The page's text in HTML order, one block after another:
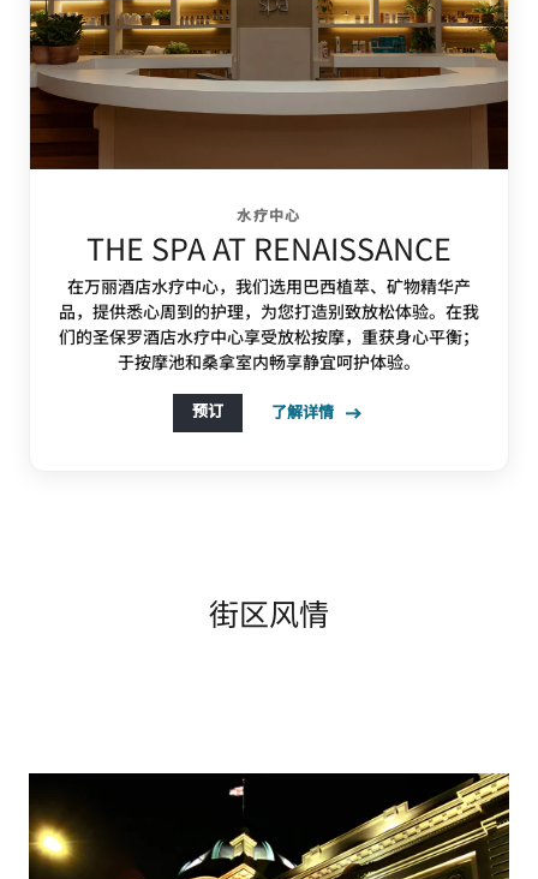
水疗中心
THE SPA AT RENAISSANCE
在万丽酒店水疗中心，我们选用巴西植萃、矿物精华产
品，提供悉心周到的护理，为您打造别致放松体验。在我
们的圣保罗酒店水疗中心享受放松按摩，重获身心平衡；
于按摩池和桑拿室内畅享静宜呵护体验。
预订 了解详情
街区风情